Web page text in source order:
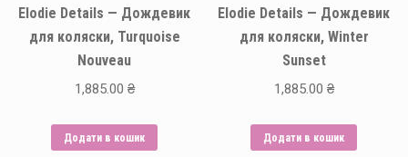
Elodie Details — Дождевик
для коляски, Turquoise
Nouveau
1,885.00 ₴
Додати в кошик
Elodie Details — Дождевик
для коляски, Winter
Sunset
1,885.00 ₴
Додати в кошик